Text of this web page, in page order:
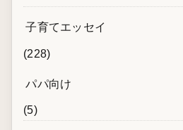
子育てエッセイ
(228)
パパ向け
(5)